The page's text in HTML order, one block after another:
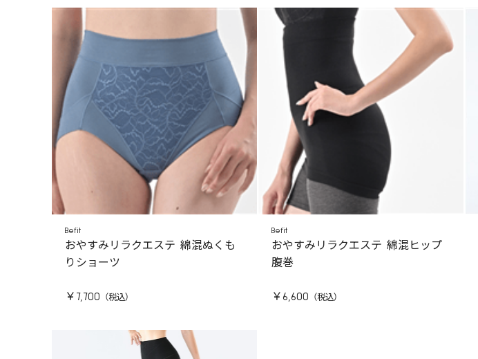
Befit
おやすみリラクエステ 綿混ぬくも
りショーツ
￥7,700
Befit
おやすみリラクエステ 綿混ヒップ
腹巻
￥6,600